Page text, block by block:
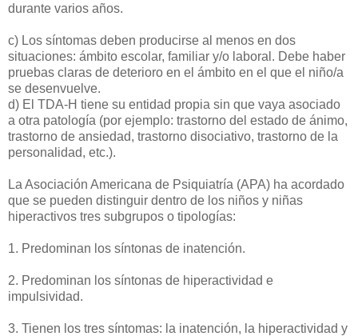
durante varios años.
c) Los síntomas deben producirse al menos en dos
situaciones: ámbito escolar, familiar y/o laboral. Debe haber
pruebas claras de deterioro en el ámbito en el que el niño/a
se desenvuelve.
d) El TDA-H tiene su entidad propia sin que vaya asociado
a otra patología (por ejemplo: trastorno del estado de ánimo,
trastorno de ansiedad, trastorno disociativo, trastorno de la
personalidad, etc.).
La Asociación Americana de Psiquiatría (APA) ha acordado
que se pueden distinguir dentro de los niños y niñas
hiperactivos tres subgrupos o tipologías:
1. Predominan los síntonas de inatención.
2. Predominan los síntonas de hiperactividad e
impulsividad.
3. Tienen los tres síntomas: la inatención, la hiperactividad y